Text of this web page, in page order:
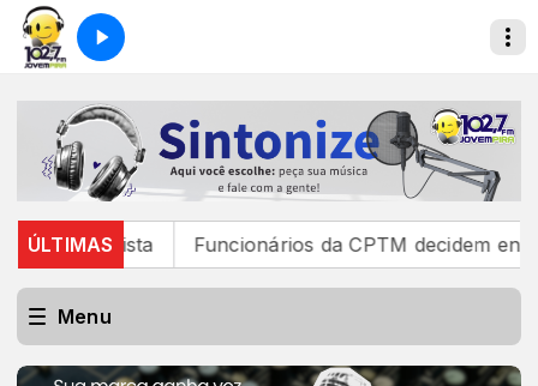
ÚLTIMASFuncionários da CPTM decidem encerrar
Menu